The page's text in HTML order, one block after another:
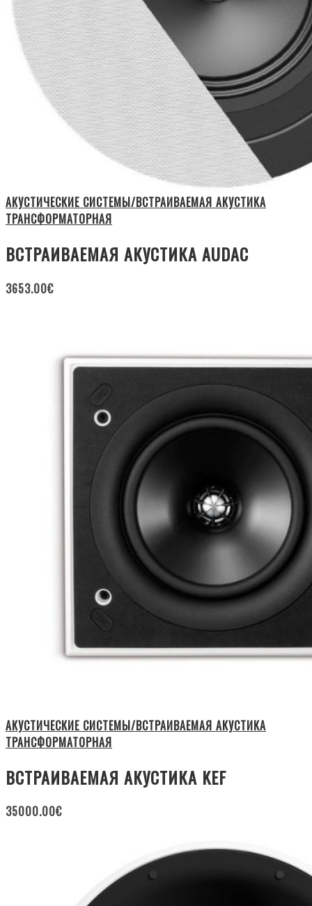
АКУСТИЧЕСКИЕ СИСТЕМЫ/ВСТРАИВАЕМАЯ АКУСТИКА
ТРАНСФОРМАТОРНАЯ
ВСТРАИВАЕМАЯ АКУСТИКА AUDAC
3653.00€
АКУСТИЧЕСКИЕ СИСТЕМЫ/ВСТРАИВАЕМАЯ АКУСТИКА
ТРАНСФОРМАТОРНАЯ
ВСТРАИВАЕМАЯ АКУСТИКА KEF
35000.00€